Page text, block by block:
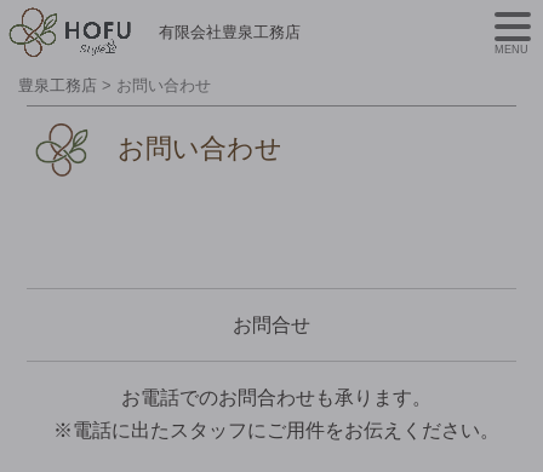
有限会社豊泉工務店
豊泉工務店 > お問い合わせ
お問い合わせ
お問合せ
お電話でのお問合わせも承ります。
※電話に出たスタッフにご用件をお伝えください。
MENU